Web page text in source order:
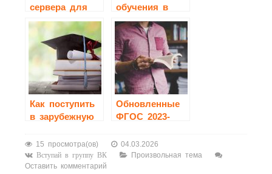
сервера для
Linux
обучения в
колледже
дизайна для
творческих
специалистов
Как поступить
в зарубежную
после
российского
вуза
Обновленные
ФГОС 2023-
коснулись и
какие
15 просмотра(ов) 04.03.2026
Вступай в группу ВК
Произвольная тема
Оставить комментарий